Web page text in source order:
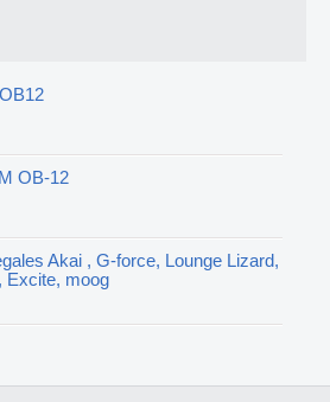
OB-12
Akai , G-force, Lounge Lizard,
Excite, moog